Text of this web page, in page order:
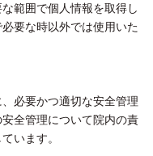
範囲で個人情報を取得し
要な時以外では使用いた
必要かつ適切な安全管理
全管理について院内の責
います。